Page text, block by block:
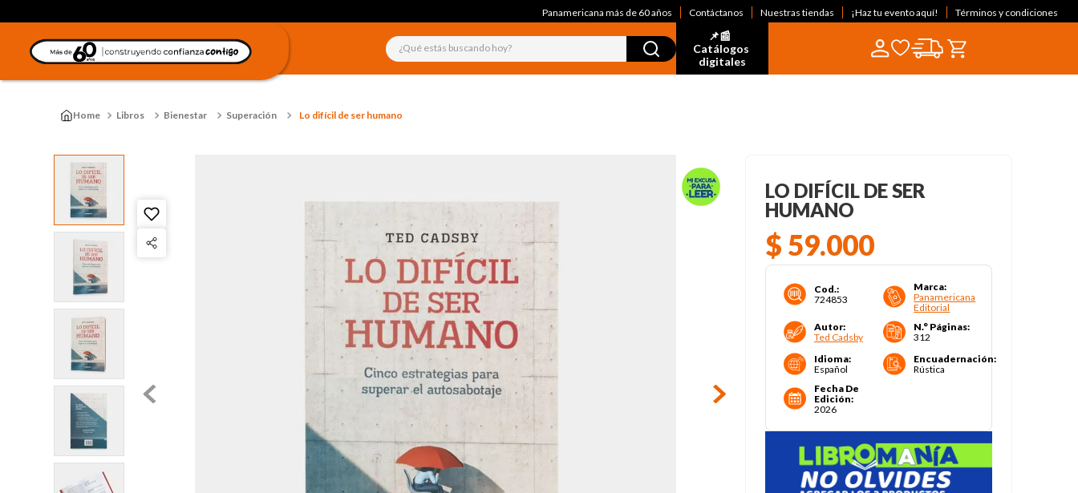
Panamericana más de 60 años Contáctanos Nuestras tiendas ¡Haz tu evento aquí! Términos y condiciones
¿Qué estás buscando hoy?
📌📰
Catálogos
digitales
Libros Bienestar Superación Lo difícil de ser humano
LO DIFÍCIL DE SER
HUMANO
$ 59.000
Cod.:
724853
Marca:
Panamericana
Editorial
Autor:
Ted Cadsby
N.° Páginas:
312
Idioma:
Español
Encuadernación:
Rústica
Fecha De
Edición:
2026